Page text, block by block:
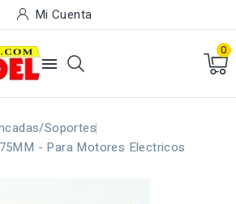
Mi Cuenta

0
Soportes
- Para Motores Electricos